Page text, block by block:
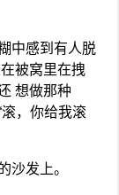
中感到有人脱
被窝里在拽
想做那种
，你给我滚
沙发上。